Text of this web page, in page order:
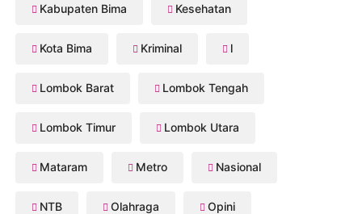
Kabupaten Bima Kesehatan
Kota Bima Kriminal l
Lombok Barat Lombok Tengah
Lombok Timur Lombok Utara
Mataram Metro Nasional
NTB Olahraga Opini